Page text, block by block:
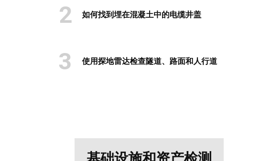
2 如何找到埋在混凝土中的电缆井盖
3 使用探地雷达检查隧道、路面和人行道